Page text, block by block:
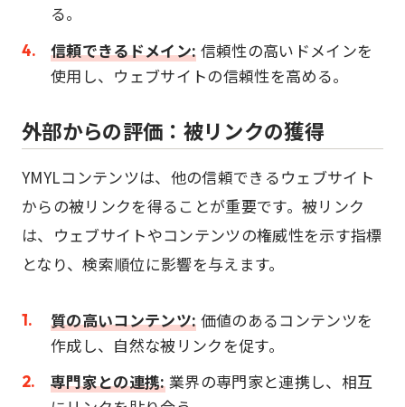
る。
信頼できるドメイン: 信頼性の高いドメインを
使用し、ウェブサイトの信頼性を高める。
外部からの評価：被リンクの獲得
YMYLコンテンツは、他の信頼できるウェブサイト
からの被リンクを得ることが重要です。被リンク
は、ウェブサイトやコンテンツの権威性を示す指標
となり、検索順位に影響を与えます。
質の高いコンテンツ: 価値のあるコンテンツを
作成し、自然な被リンクを促す。
専門家との連携:業界の専門家と連携し、相互